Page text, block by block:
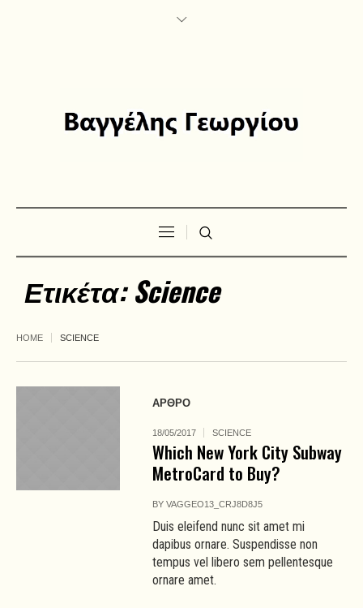
Ετικέτα:Science
HOME SCIENCE
ΑΡΘΡΟ
18/05/2017 SCIENCE
Which New York City Subway
MetroCard to Buy?
BYVAGGEO13_CRJ8D8J5
Duis eleifend nunc sit amet mi
dapibus ornare. Suspendisse non
tempus vel libero sem pellentesque
ornare amet.